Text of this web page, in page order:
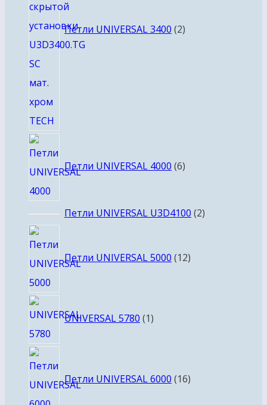
Петли UNIVERSAL 3400 2
Петли UNIVERSAL 4000 6товаров
Петли UNIVERSAL U3D4100 22
Петли UNIVERSAL 5000 12товаров
UNIVERSAL 5780 1товар
Петли UNIVERSAL 6000 16товаров